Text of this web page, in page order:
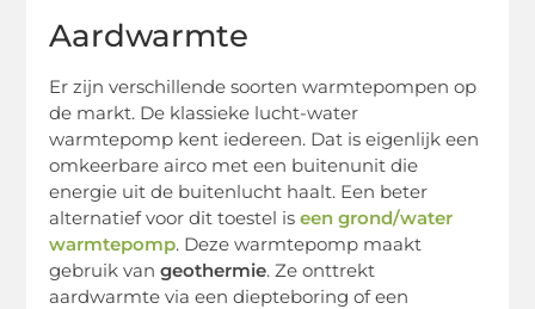
Aardwarmte
Er zijn verschillende soorten warmtepompen op
de markt. De klassieke lucht-water
warmtepomp kent iedereen. Dat is eigenlijk een
omkeerbare airco met een buitenunit die
energie uit de buitenlucht haalt. Een beter
alternatief voor dit toestel iseen grond/water
warmtepomp. Deze warmtepomp maakt
gebruik vangeothermie. Ze onttrekt
aardwarmte via een diepteboring of een